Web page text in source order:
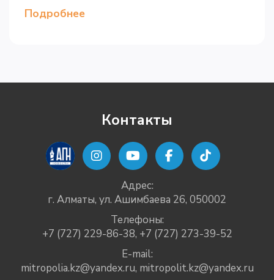
Подробнее
Контакты
Адрес:
г. Алматы, ул. Ашимбаева 26, 050002
Телефоны:
+7 (727) 229-86-38, +7 (727) 273-39-52
E-mail:
mitropolia.kz@yandex.ru, mitropolit.kz@yandex.ru